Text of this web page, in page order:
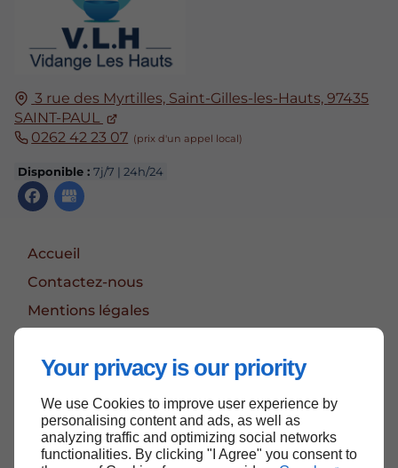
Your privacy is our priority
We use Cookies to improve user experience by
personalising content and ads, as well as
analyzing traffic and optimizing social networks
functionalities. By clicking "I Agree" you consent to
3 rue des Myrtilles, Saint-Gilles-les-Hauts,97435
SAINT-PAUL
0262 42 23 07
Disponible :7j/7 | 24h/24
Accueil
Contactez-nous
Mentions légales
Haut de page